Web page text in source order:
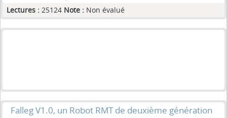
Lectures : 25124 Note : Non évalué
Falleg V1.0, un Robot RMT de deuxième génération